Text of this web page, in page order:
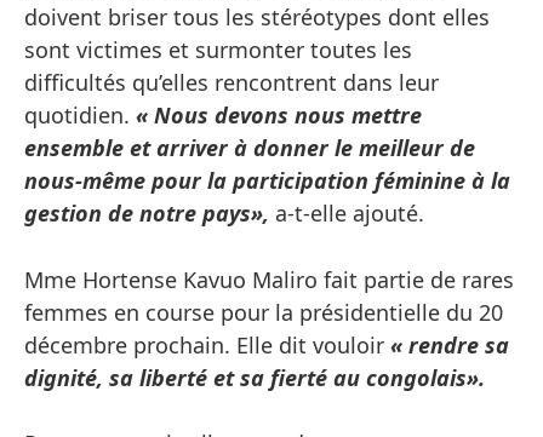
doivent briser tous les stéréotypes dont elles
sont victimes et surmonter toutes les
difficultés qu’elles rencontrent dans leur
quotidien. « Nous devons nous mettre
ensemble et arriver à donner le meilleur de
nous-même pour la participation féminine à la
gestion de notre pays», a-t-elle ajouté.
Mme Hortense Kavuo Maliro fait partie de rares
femmes en course pour la présidentielle du 20
décembre prochain. Elle dit vouloir « rendre sa
dignité, sa liberté et sa fierté au congolais».